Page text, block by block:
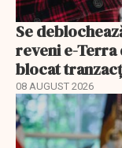
Se
reveni e-Terra
blocat
08 AUGUST 2026